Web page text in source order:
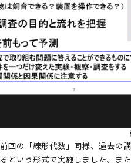
回の「線形代数」同様、過去の
という形式で実施しました。ま